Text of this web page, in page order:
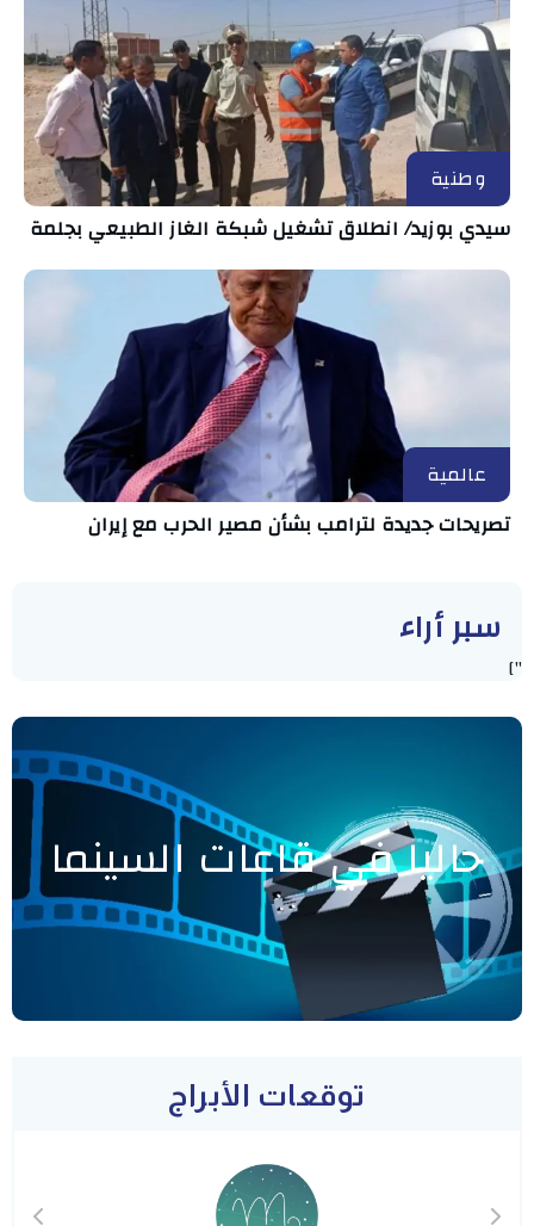
وطنية
سيدي بوزيد/ انطلاق تشغيل شبكة الغاز الطبيعي بجلمة
عالمية
تصريحات جديدة لترامب بشأن مصير الحرب مع إيران
سبر أراء
"]
حاليا في قاعات السينما
توقعات الأبراج